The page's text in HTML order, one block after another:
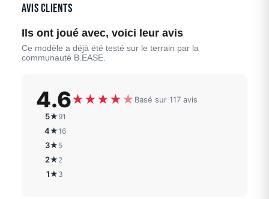
Avis clients
Ils ont joué avec, voici leur avis
Ce modèle a déjà été testé sur le terrain par la
communauté B.EASE.
4.6★★★★★Basé sur 117 avis
5★ 91
4★16
3★ 5
2★ 2
1★ 3